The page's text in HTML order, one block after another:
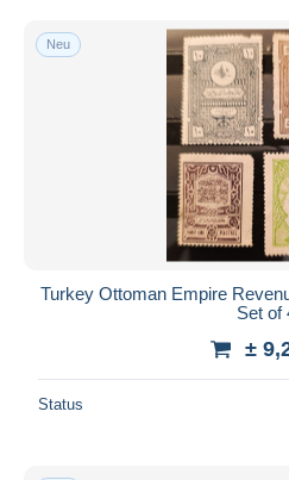
Neu
Turkey Ottoman Empire
Set of
±
Status